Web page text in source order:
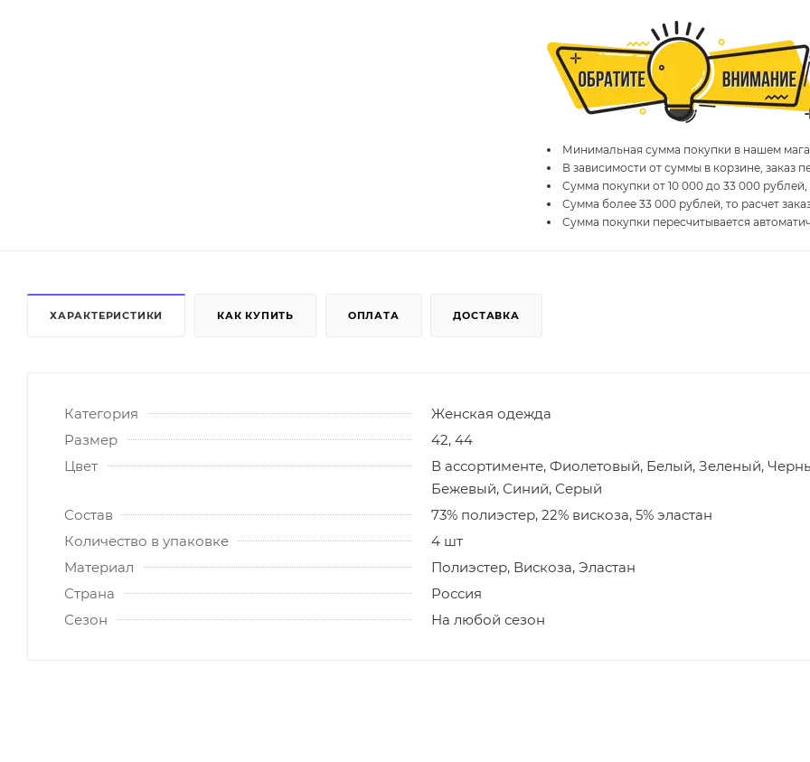
Минимальная сумма покупки в нашем
В зависимости от суммы в корзине, заказ
Сумма покупки от 10 000 до 33 000 рублей,
Сумма более 33 000 рублей, то расчет
Сумма покупки пересчитывается
ХАРАКТЕРИСТИКИ КАК КУПИТЬ ОПЛАТА ДОСТАВКА
Категория
Женская одежда
Размер
42, 44
Цвет
В ассортименте, Фиолетовый, Белый, Зеленый,
Бежевый, Синий, Серый
Состав
73% полиэстер, 22% вискоза, 5% эластан
Количество в упаковке
4 шт
Материал
Полиэстер, Вискоза, Эластан
Страна
Россия
Сезон
На любой сезон